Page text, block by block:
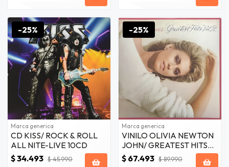
-25%
Marca generica
CD KISS/ ROCK & ROLL
ALL NITE-LIVE 10CD
$ 34.493 $ 45.990
-25%
Marca generica
VINILO OLIVIA NEWTON
JOHN/ GREATEST HITS
VOL.2 2LP
$ 67.493 $ 89.990